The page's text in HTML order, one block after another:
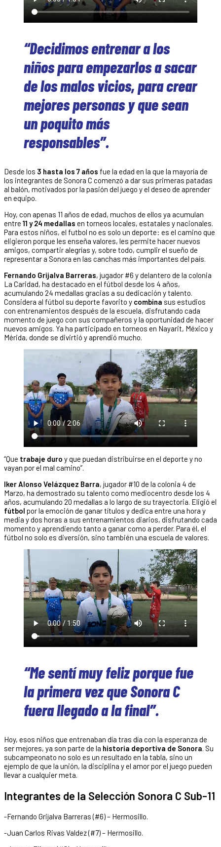
“Decidimos entrenar a los
niños para empezarlos a sacar
de los malos vicios, para crear
mejores personas y que sean
un poquito más
responsables”.
Desde los 3 hasta los 7 años fue la edad en la que la mayoría de
los integrantes de Sonora C comenzó a dar sus primeras patadas
al balón, motivados por la pasión del juego y el deseo de aprender
en equipo.
Hoy, con apenas 11 años de edad, muchos de ellos ya acumulan
entre 11 y 24 medallas en torneos locales, estatales y nacionales.
Para estos niños, el futbol no es solo un deporte: es el camino que
eligieron porque les enseña valores, les permite hacer nuevos
amigos, compartir alegrías y, sobre todo, cumplir el sueño de
representar a Sonora en las canchas más importantes del país.
Fernando Grijalva Barreras, jugador #6 y delantero de la colonia
La Caridad, ha destacado en el fútbol desde los 4 años,
acumulando 24 medallas gracias a su dedicación y talento.
Considera al fútbol su deporte favorito y combina sus estudios
con entrenamientos después de la escuela, disfrutando cada
momento de juego con sus compañeros y la oportunidad de hacer
nuevos amigos. Ya ha participado en torneos en Nayarit, México y
Mérida, donde se divirtió y aprendió mucho.
“Que trabaje duro y que puedan distribuirse en el deporte y no
vayan por el mal camino”.
Iker Alonso Velázquez Barra, jugador #10 de la colonia 4 de
Marzo, ha demostrado su talento como mediocentro desde los 4
años, acumulando 20 medallas a lo largo de su trayectoria. Eligió el
fútbol por la emoción de ganar títulos y dedica entre una hora y
media y dos horas a sus entrenamientos diarios, disfrutando cada
momento y aprendiendo tanto a ganar como a perder. Para él, el
fútbol no solo es diversión, sino también una escuela de valores.
“Me sentí muy feliz porque fue
la primera vez que Sonora C
fuera llegado a la final”.
Hoy, esos niños que entrenaban día tras día con la esperanza de
ser mejores, ya son parte de la historia deportiva de Sonora. Su
subcampeonato no solo es un resultado en la tabla, sino un
ejemplo de que la unión, la disciplina y el amor por el juego pueden
llevar a cualquier meta.
Integrantes de la Selección Sonora C Sub-11
-Fernando Grijalva Barreras (#6) – Hermosillo.
-Juan Carlos Rivas Valdez (#7) – Hermosillo.